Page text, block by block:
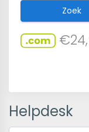
Zoek
Helpdesk